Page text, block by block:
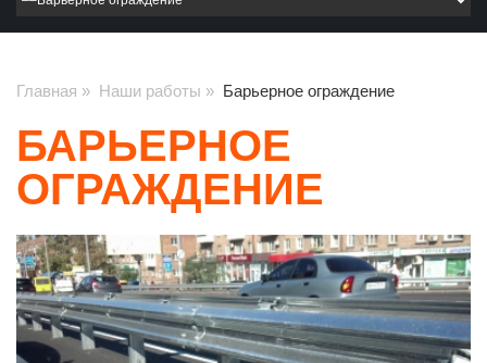
Главная » Наши работы » Барьерное ограждение
БАРЬЕРНОЕ
ОГРАЖДЕНИЕ